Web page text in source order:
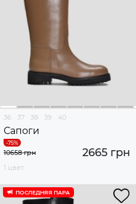
36 37 38 39 40
Сапоги
2665 грн
10658 грн
1 цвет
ПОСЛЕДНЯЯ ПАРА